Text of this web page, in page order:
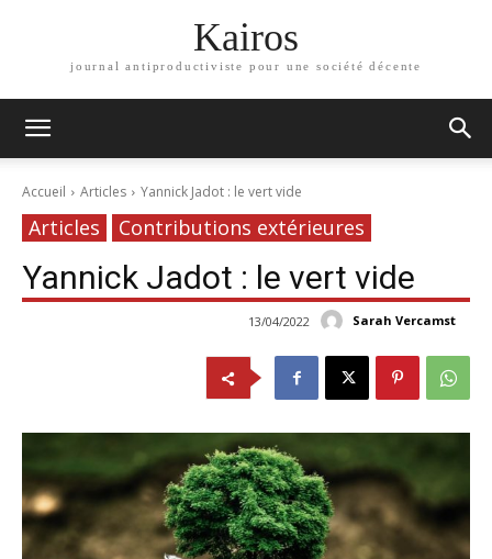
Kairos
journal antiproductiviste pour une société décente
Accueil Articles Yannick Jadot : le vert vide
Articles Contributions extérieures
Yannick Jadot : le vert vide
Sarah Vercamst
13/04/2022